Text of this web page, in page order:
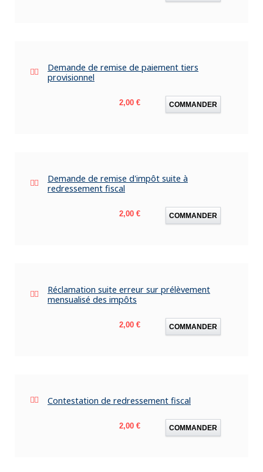
Demande de remise de paiement tiers
provisionnel
Prix
2,00 € COMMANDER
Demande de remise d'impôt suite à
redressement fiscal
Prix
2,00 € COMMANDER
Réclamation suite erreur sur prélèvement
mensualisé des impôts
Prix
2,00 € COMMANDER
Contestation de redressement fiscal
Prix
2,00 € COMMANDER